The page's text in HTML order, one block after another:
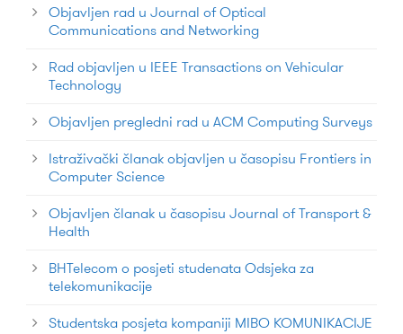
Objavljen rad u Journal of Optical
Communications and Networking
Rad objavljen u IEEE Transactions on Vehicular
Technology
Objavljen pregledni rad u ACM Computing Surveys
Istraživački članak objavljen u časopisu Frontiers in
Computer Science
Objavljen članak u časopisu Journal of Transport &
Health
BHTelecom o posjeti studenata Odsjeka za
telekomunikacije
Studentska posjeta kompaniji MIBO KOMUNIKACIJE